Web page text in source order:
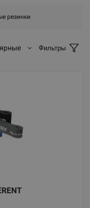
резинки
Фильтры